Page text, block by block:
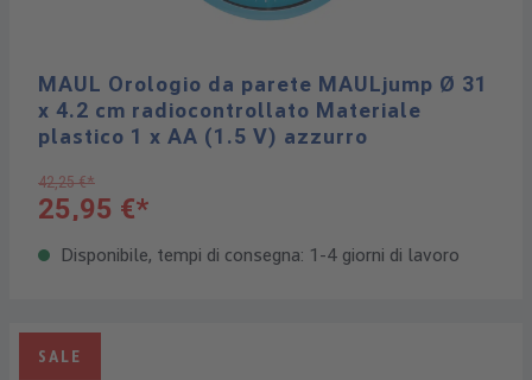
MAUL Orologio da parete MAULjump Ø 31
x 4.2 cm radiocontrollato Materiale
plastico 1 x AA (1.5 V) azzurro
42,25 €*
25,95 €*
Disponibile, tempi di consegna: 1-4 giorni di lavoro
SALE